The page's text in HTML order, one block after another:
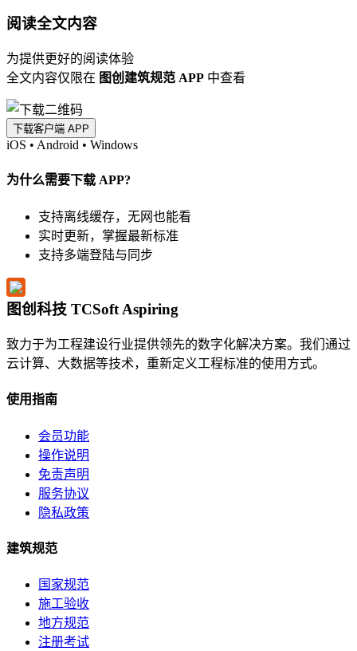
阅读全文内容
为提供更好的阅读体验
全文内容仅限在 图创建筑规范 APP 中查看
下载客户端 APP
iOS • Android • Windows
为什么需要下载 APP?
支持离线缓存，无网也能看
实时更新，掌握最新标准
支持多端登陆与同步
图创科技 TCSoft Aspiring
致力于为工程建设行业提供领先的数字化解决方案。我们通过
云计算、大数据等技术，重新定义工程标准的使用方式。
使用指南
会员功能
操作说明
免责声明
服务协议
隐私政策
建筑规范
国家规范
施工验收
地方规范
注册考试